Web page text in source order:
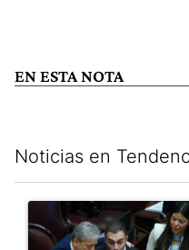
EN ESTA NOTA
Noticias en
Un artículo de tendencia